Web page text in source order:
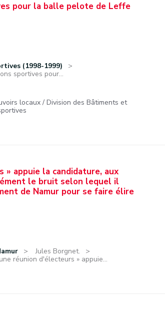
pour la balle pelote de Leffe
(1998-1999)
sportives pour...
locaux / Division des Bâtiments et
appuie la candidature, aux
le bruit selon lequel il
de Namur pour se faire élire
Jules Borgnet.
réunion d'électeurs » appuie...